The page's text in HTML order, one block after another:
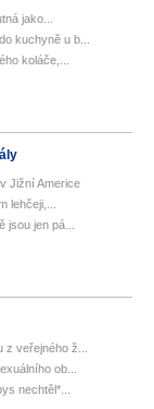
jako...
kuchyně u b...
koláče,...
Jižní Americe
lehčeji,...
jsou jen pá...
z veřejného ž...
ob...
nechtěl*...